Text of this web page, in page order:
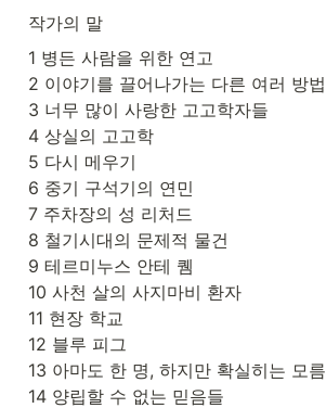
작가의 말
1 병든 사람을 위한 연고
2 이야기를 끌어나가는 다른 여러 방법
3 너무 많이 사랑한 고고학자들
4 상실의 고고학
5 다시 메우기
6 중기 구석기의 연민
7 주차장의 성 리처드
8 철기시대의 문제적 물건
9 테르미누스 안테 퀨
10 사천 살의 사지마비 환자
11 현장 학교
12 블루 피그
13 아마도 한 명, 하지만 확실히는 모름
14 양립할 수 없는 믿음들